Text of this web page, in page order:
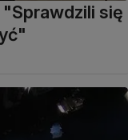
"Sprawdzili się